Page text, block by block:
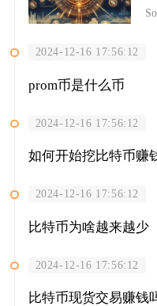
2024-12-16 17:56:12
prom币是什么币
2024-12-16 17:56:12
如何开始挖比特币赚
2024-12-16 17:56:12
比特币为啥越来越少
2024-12-16 17:56:12
比特币现货交易赚钱